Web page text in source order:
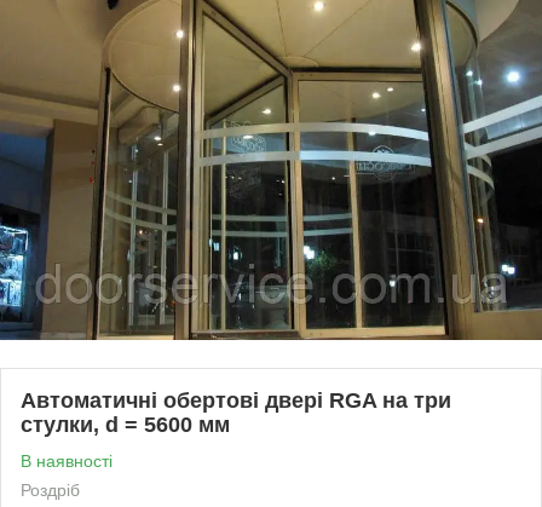
Автоматичні обертові двері RGA на три
стулки, d = 5600 мм
В наявності
Роздріб